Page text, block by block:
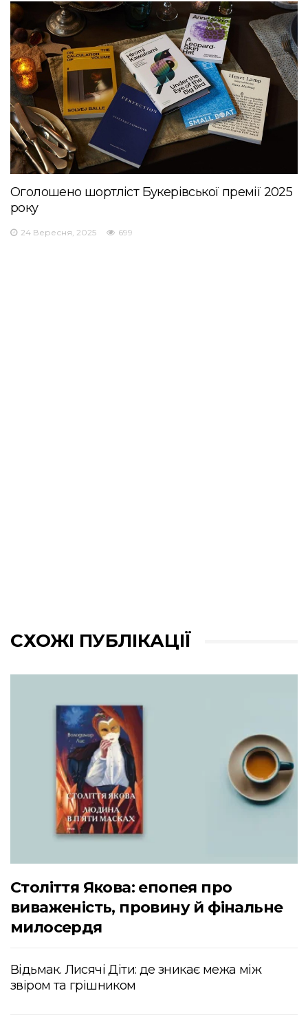
Оголошено шортліст Букерівської премії 2025
року
24 Вересня, 2025 699
СХОЖІ ПУБЛІКАЦІЇ
Століття Якова: епопея про
виваженість, провину й фінальне
милосердя
Відьмак. Лисячі Діти: де зникає межа між
звіром та грішником